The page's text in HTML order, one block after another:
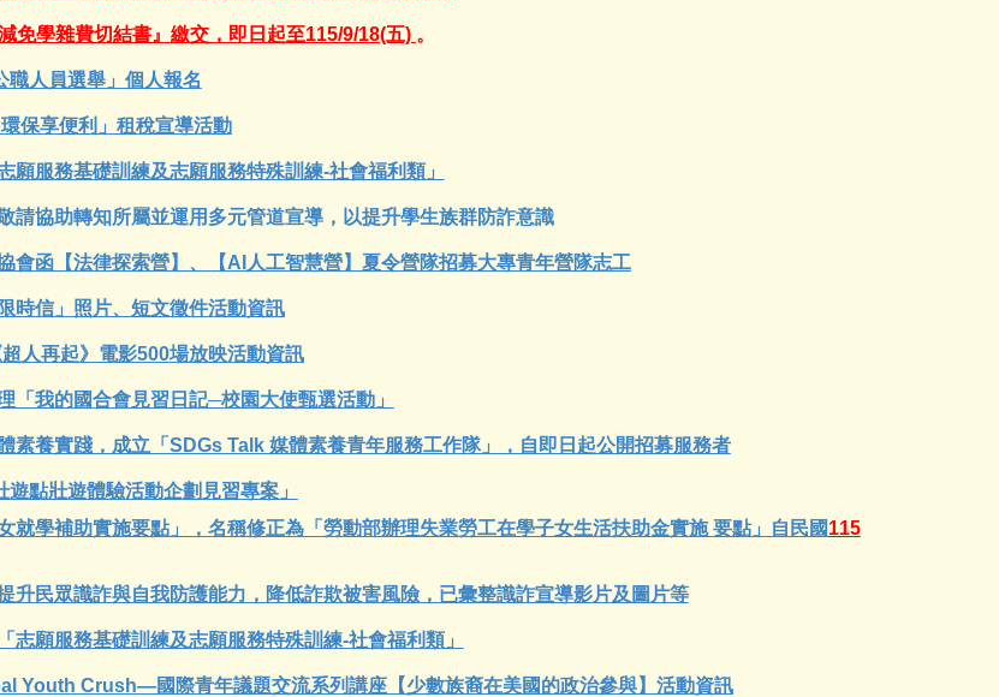
免學雜費切結書』繳交，即日起至115/9/18(五) 。
職人員選舉」個人報名
保享便利」租稅宣導活動
願服務基礎訓練及志願服務特殊訓練-社會福利類」
請協助轉知所屬並運用多元管道宣導，以提升學生族群防詐意識
會函【法律探索營】、【AI人工智慧營】夏令營隊招募大專青年營隊志工
時信」照片、短文徵件活動資訊
人再起》電影500場放映活動資訊
「我的國合會見習日記─校園大使甄選活動」
素養實踐，成立「SDGs Talk 媒體素養青年服務工作隊」，自即日起公開招募服務者
點壯遊體驗活動企劃見習專案」
就學補助實施要點」，名稱修正為「勞動部辦理失業勞工在學子女生活扶助金實施 要點」自民國115
升民眾識詐與自我防護能力，降低詐欺被害風險，已彙整識詐宣導影片及圖片等
志願服務基礎訓練及志願服務特殊訓練-社會福利類」
Youth Crush—國際青年議題交流系列講座【少數族裔在美國的政治參與】活動資訊